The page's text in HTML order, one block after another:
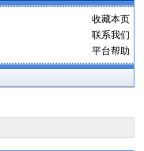
收藏本页
联系我们
平台帮助